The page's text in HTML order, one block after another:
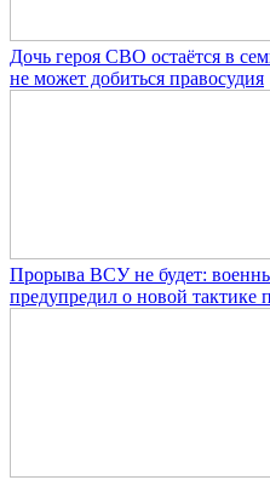
Дочь героя СВО остаётся в
не может добиться правосудия
Прорыва ВСУ не будет:
предупредил о новой тактике